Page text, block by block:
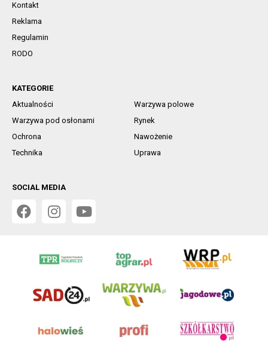
Kontakt
Reklama
Regulamin
RODO
KATEGORIE
Aktualności
Warzywa polowe
Warzywa pod osłonami
Rynek
Ochrona
Nawożenie
Technika
Uprawa
SOCIAL MEDIA